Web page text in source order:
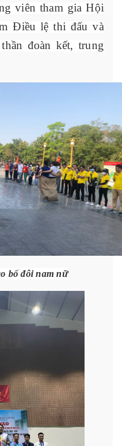
viên tham gia Hội
Điều lệ thi đấu và
đoàn kết, trung
bố đôi nam nữ